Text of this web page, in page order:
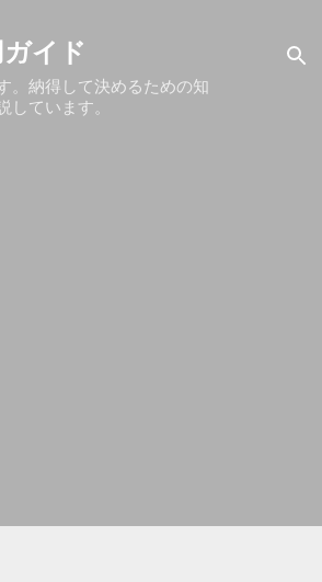
イド
。納得して決めるための知
ています。